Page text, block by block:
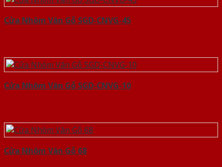
Cửa Nhôm Vân Gỗ SGD-CNVG-45
Cửa Nhôm Vân Gỗ SGD-CNVG-10
Cửa Nhôm Vân Gỗ 68